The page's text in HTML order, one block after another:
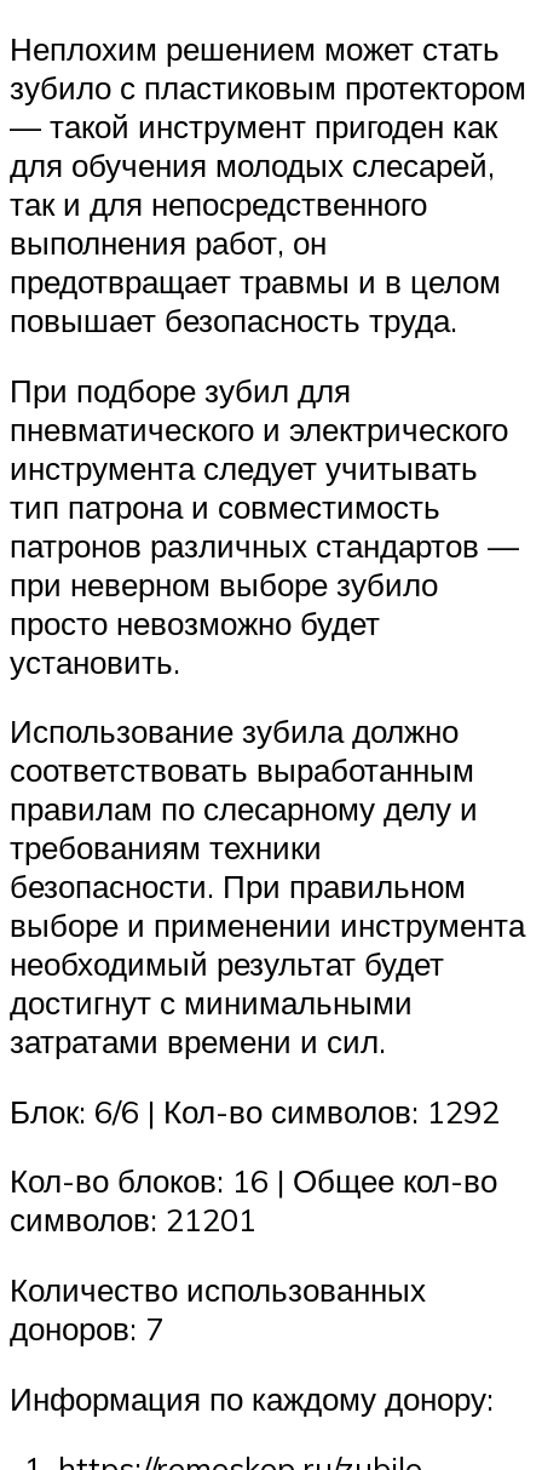
Неплохим решением может стать
зубило с пластиковым протектором
— такой инструмент пригоден как
для обучения молодых слесарей,
так и для непосредственного
выполнения работ, он
предотвращает травмы и в целом
повышает безопасность труда.
При подборе зубил для
пневматического и электрического
инструмента следует учитывать
тип патрона и совместимость
патронов различных стандартов —
при неверном выборе зубило
просто невозможно будет
установить.
Использование зубила должно
соответствовать выработанным
правилам по слесарному делу и
требованиям техники
безопасности. При правильном
выборе и применении инструмента
необходимый результат будет
достигнут с минимальными
затратами времени и сил.
Блок: 6/6 | Кол-во символов: 1292
Кол-во блоков: 16 | Общее кол-во
символов: 21201
Количество использованных
доноров: 7
Информация по каждому донору: